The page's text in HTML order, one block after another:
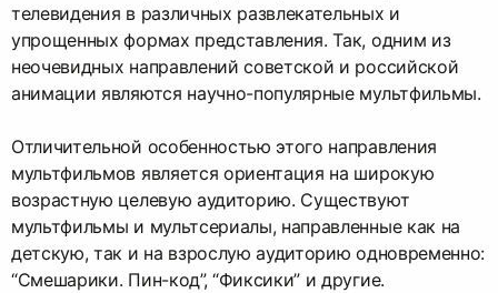
телевидения в различных развлекательных и
упрощенных формах представления. Так, одним из
неочевидных направлений советской и российской
анимации являются научно-популярные мультфильмы.
Отличительной особенностью этого направления
мультфильмов является ориентация на широкую
возрастную целевую аудиторию. Существуют
мультфильмы и мультсериалы, направленные как на
детскую, так и на взрослую аудиторию одновременно:
“Смешарики. Пин-код”, “Фиксики” и другие.